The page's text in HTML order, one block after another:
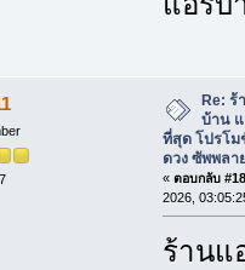
Re: ร้
บ้าน
ที่สุด โปรโ
ดวง ซัพพลา
« ตอบกลับ
2026,
ร้านแ